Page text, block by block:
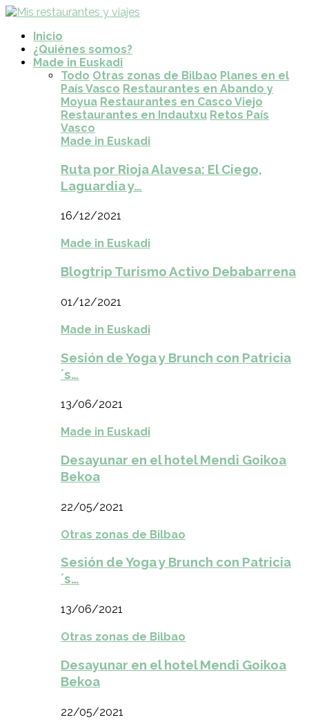
Inicio
¿Quiénes somos?
Made in Euskadi
Todo Otras zonas de Bilbao Planes en el
País Vasco Restaurantes en Abando y
Moyua Restaurantes en Casco Viejo
Restaurantes en Indautxu Retos País
Vasco
Made in Euskadi
Ruta por Rioja Alavesa: El Ciego,
Laguardia y…
16/12/2021
Made in Euskadi
Blogtrip Turismo Activo Debabarrena
01/12/2021
Made in Euskadi
Sesión de Yoga y Brunch con Patricia
´s…
13/06/2021
Made in Euskadi
Desayunar en el hotel Mendi Goikoa
Bekoa
22/05/2021
Otras zonas de Bilbao
Sesión de Yoga y Brunch con Patricia
´s…
13/06/2021
Otras zonas de Bilbao
Desayunar en el hotel Mendi Goikoa
Bekoa
22/05/2021